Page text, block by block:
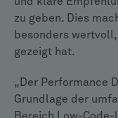
zu geben. Dies
besonders
gezeigt hat.
„Der Performance
Grundlage der